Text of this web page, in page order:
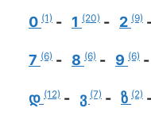
0 (1) 1 (20) 2 (9)
7 (6) 8 (6) 9 (6)
დ (12) ვ (7) ზ (2)